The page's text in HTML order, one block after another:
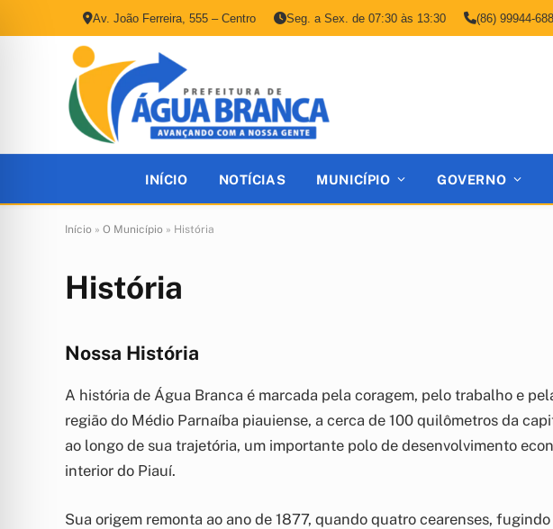
Av. João Ferreira, 555 – Centro Seg. a Sex. de 07:30 às 13:30 (86) 99944-
INÍCIO NOTÍCIAS MUNICÍPIO GOVERNO
Início » O Município » História
História
Nossa História
A história de Água Branca é marcada pela coragem, pelo trabalho e
região do Médio Parnaíba piauiense, a cerca de 100 quilômetros da
ao longo de sua trajetória, um importante polo de desenvolvimento
interior do Piauí.
Sua origem remonta ao ano de 1877, quando quatro cearenses,